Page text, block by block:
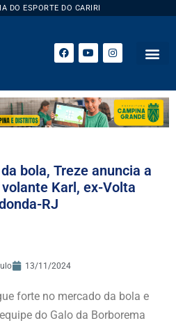
DO ESPORTE DO CARIRI
bola, Treze anuncia a
Karl, ex-Volta
RJ
13/11/2024
forte no mercado da bola e
do Galo da Borborema